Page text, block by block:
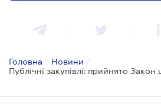
Головна / Новини /